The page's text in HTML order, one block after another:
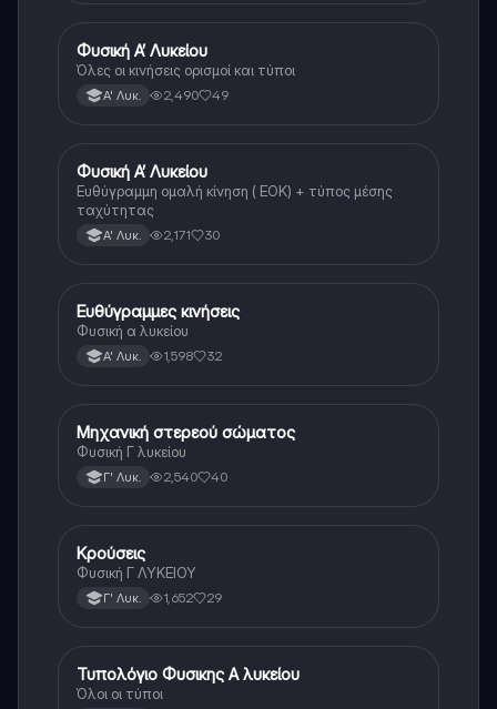
Φυσική
Φυσική Α’ Λυκείου
Όλες οι κινήσεις ορισμοί και τύποι
Α' Λυκ. 2,490 49
Φυσική
Φυσική Α’ Λυκείου
Ευθύγραμμη ομαλή κίνηση ( ΕΟΚ) + τύπος μέσης
ταχύτητας
Α' Λυκ. 2,171 30
Φυσική
Ευθύγραμμες κινήσεις
Φυσική α λυκείου
Α' Λυκ. 1,598 32
Φυσική
Μηχανική στερεού σώματος
Φυσική Γ λυκείου
Γ' Λυκ. 2,540 40
Φυσική
Κρούσεις
Φυσική Γ ΛΥΚΕΙΟΥ
Γ' Λυκ. 1,652 29
Φυσική
Τυπολόγιο Φυσικης Α λυκείου
Όλοι οι τύποι